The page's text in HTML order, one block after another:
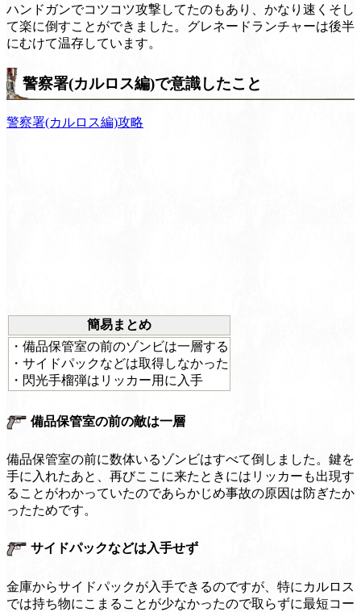
ハンドガンでコツコツ攻撃してたのもあり、かなり速くそし
て楽に倒すことができました。グレネードランチャーは後半
にむけて温存しています。
警察署(カルロス編)で意識したこと
警察署(カルロス編)攻略
簡易まとめ
・備品保管室の前のゾンビは一層する
・サイドパックなどは取得しなかった
・閃光手榴弾はリッカー用に入手
備品保管室の前の敵は一層
備品保管室の前に数体いるゾンビはすべて倒しました。鍵を
手に入れたあと、再びここに来たときにはリッカーも出現す
ることがわかっていたのであらかじめ事故の原因は防ぎたか
ったためです。
サイドパックなどは入手せず
金庫からサイドパックが入手できるのですが、特にカルロス
では持ち物にこまることが少なかったので取らずに最短コー